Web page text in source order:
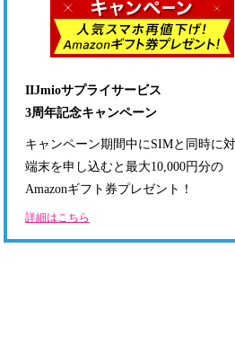
IIJmioサプライサービス
3周年記念キャンペーン
キャンペーン期間中にSIMと同時に
端末を申し込むと最大10,000円分の
Amazonギフト券プレゼント！
詳細はこちら